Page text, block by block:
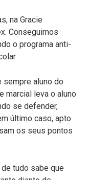
na Gracie
Conseguimos
o programa anti-
sempre aluno do
marcial leva o aluno
se defender,
último caso, apto
os seus pontos
tudo sabe que